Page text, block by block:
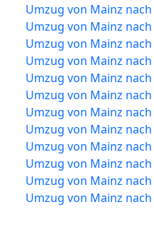
Umzug von Mainz
Umzug von Mainz
Umzug von Mainz
Umzug von Mainz
Umzug von Mainz
Umzug von Mainz
Umzug von Mainz
Umzug von Mainz
Umzug von Mainz
Umzug von Mainz nach
Umzug von Mainz
Umzug von Mainz